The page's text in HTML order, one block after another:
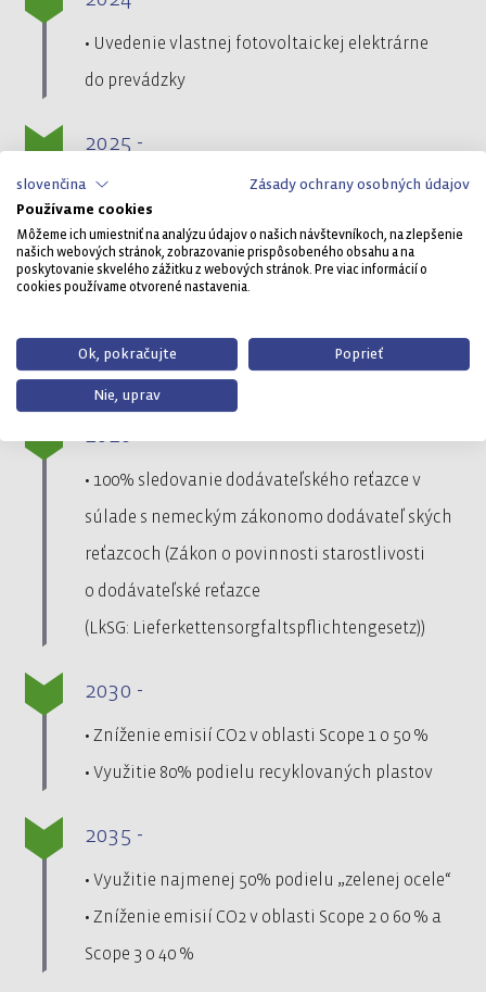
• Uvedenie vlastnej fotovoltaickej elektrárne
do prevádzky
2025 -
• Nákup zelenej elektrickej energie z
obnoviteľných zdrojov
• Vyhlásenie zámeru na nákup „zelenej ocele“
• Uvedenie vlastnej veternej elektrárne do
prevádzky
2026 -
• 100% sledovanie dodávateľského reťazce v
súlade s nemeckým zákonomo dodávateľ ských
reťazcoch (Zákon o povinnosti starostlivosti
o dodávateľské reťazce
(LkSG: Lieferkettensorgfaltspflichtengesetz))
2030 -
• Zníženie emisií CO2 v oblasti Scope 1 o 50 %
• Využitie 80% podielu recyklovaných plastov
2035 -
• Využitie najmenej 50% podielu „zelenej ocele“
• Zníženie emisií CO2 v oblasti Scope 2 o 60 % a
Scope 3 o 40 %
slovenčina
Zásady ochrany osobných údajov
Používame cookies
Môžeme ich umiestniť na analýzu údajov o našich návštevníkoch, na zlepšenie
našich webových stránok, zobrazovanie prispôsobeného obsahu a na
poskytovanie skvelého zážitku z webových stránok. Pre viac informácií o
cookies používame otvorené nastavenia.
Ok, pokračujte Poprieť
Nie, uprav